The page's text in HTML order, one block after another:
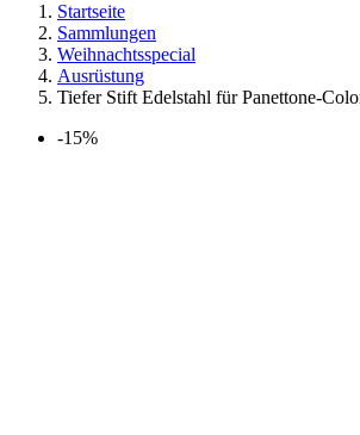
Startseite
Sammlungen
Weihnachtsspecial
Ausrüstung
Tiefer Stift Edelstahl für Panettone-
-15%